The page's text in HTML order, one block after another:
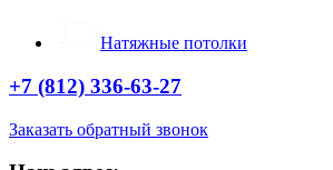
Натяжные потолки
+7 (812) 336-63-27
Заказать обратный звонок